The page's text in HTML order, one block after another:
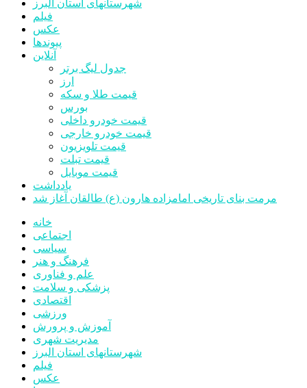
شهرستانهای استان البرز
فیلم
عکس
پیوندها
آنلاین
جدول لیگ برتر
ارز
قیمت طلا و سکه
بورس
قیمت خودرو داخلی
قیمت خودرو خارجی
قیمت تلویزیون
قیمت تبلت
قیمت موبایل
یادداشت
مرمت بنای تاریخی امامزاده هارون (ع) طالقان آغاز شد
خانه
اجتماعی
سیاسی
فرهنگ و هنر
علم و فناوری
پزشکی و سلامت
اقتصادی
ورزشی
آموزش و پرورش
مدیریت شهری
شهرستانهای استان البرز
فیلم
عکس